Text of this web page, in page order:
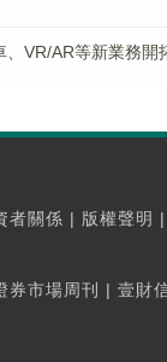
VR/AR等新業務開
者關係 | 版權聲明 |
券市場周刊 | 壹財